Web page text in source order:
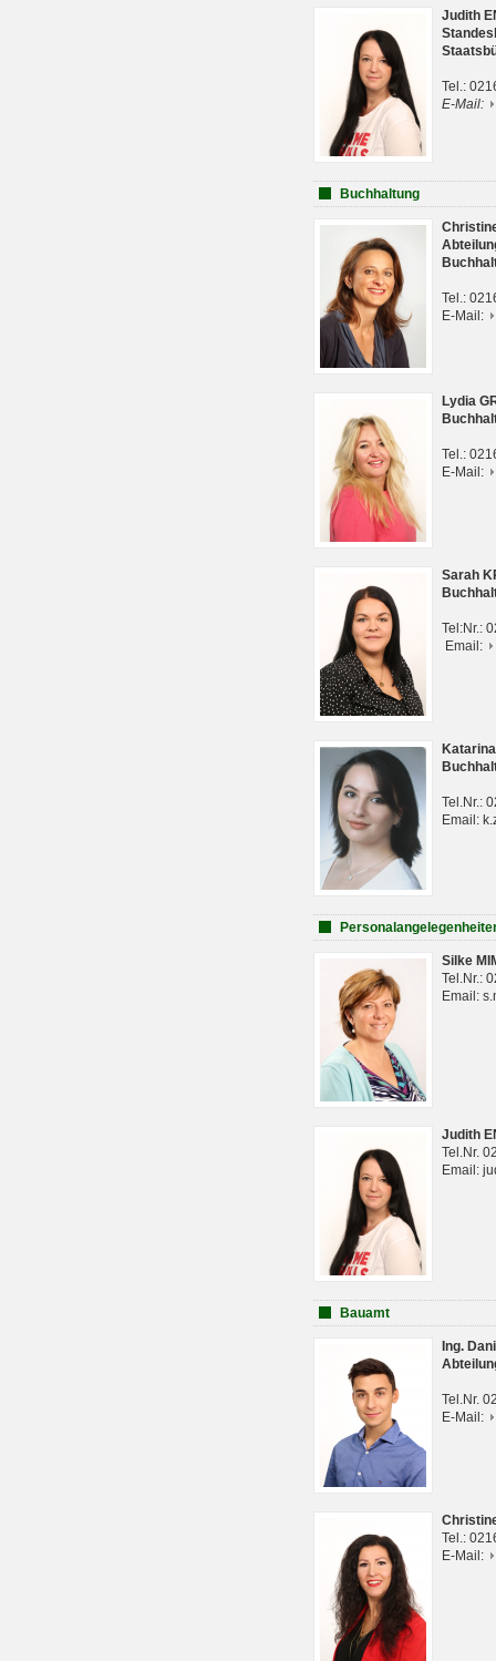
Judith
Tel.:
E-Mail:
Buchhaltung
Tel.:
E-Mail:
Lydia
Tel.:
E-Mail:
Sarah
Tel:Nr.:
Email:
Tel.Nr.:
Email:
Silke
Tel.Nr.:
Email:
Judith
Tel.Nr.
Email:
Bauamt
Ing.
Tel.Nr.
E-Mail:
Tel.:
E-Mail: